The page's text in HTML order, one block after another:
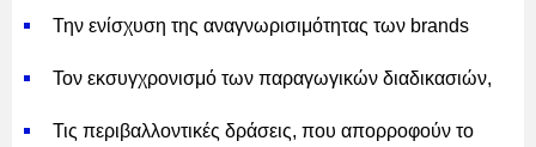
Την ενίσχυση της αναγνωρισιμότητας των brands
Τον εκσυγχρονισμό των παραγωγικών διαδικασιών,
Τις περιβαλλοντικές δράσεις, που απορροφούν το